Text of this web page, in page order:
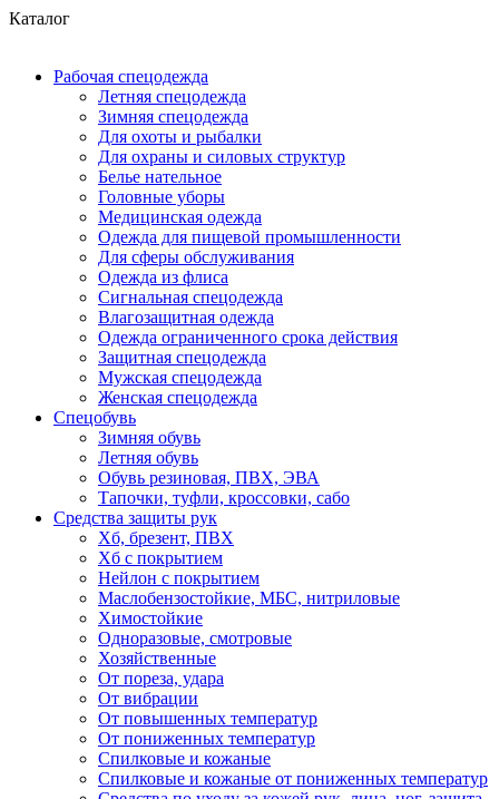
Каталог
Рабочая спецодежда
Летняя спецодежда
Зимняя спецодежда
Для охоты и рыбалки
Для охраны и силовых структур
Белье нательное
Головные уборы
Медицинская одежда
Одежда для пищевой промышленности
Для сферы обслуживания
Одежда из флиса
Сигнальная спецодежда
Влагозащитная одежда
Одежда ограниченного срока действия
Защитная спецодежда
Мужская спецодежда
Женская спецодежда
Спецобувь
Зимняя обувь
Летняя обувь
Обувь резиновая, ПВХ, ЭВА
Тапочки, туфли, кроссовки, сабо
Средства защиты рук
Хб, брезент, ПВХ
Хб с покрытием
Нейлон с покрытием
Маслобензостойкие, МБС, нитриловые
Химостойкие
Одноразовые, смотровые
Хозяйственные
От пореза, удара
От вибрации
От повышенных температур
От пониженных температур
Спилковые и кожаные
Спилковые и кожаные от пониженных температур